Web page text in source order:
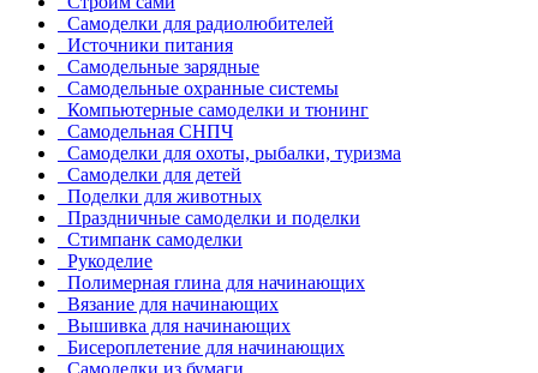
Самоделки для радиолюбителей
Источники питания
Самодельные зарядные
Самодельные охранные системы
Компьютерные самоделки и тюнинг
Самодельная СНПЧ
Самоделки для охоты, рыбалки, туризма
Самоделки для детей
Поделки для животных
Праздничные самоделки и поделки
Стимпанк самоделки
Рукоделие
Полимерная глина для начинающих
Вязание для начинающих
Вышивка для начинающих
Бисероплетение для начинающих